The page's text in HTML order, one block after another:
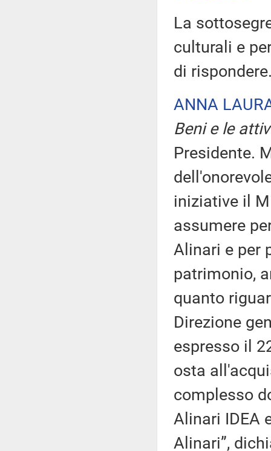
La
culturali e
di
ANNA
Beni e le
Presidente.
iniziative il
assumere
Alinari e per
patrimonio,
quanto
Direzione
espresso il
osta
complesso
Alinari IDEA
Alinari”,